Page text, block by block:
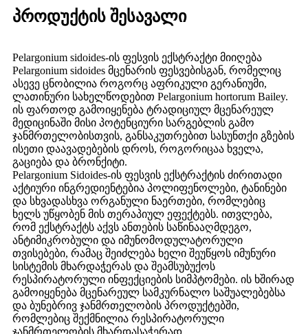
პროდუქტის შესავალი
Pelargonium sidoides-ის ფესვის ექსტრაქტი მიიღება
Pelargonium sidoides მცენარის ფესვებისგან, რომელიც
ასევე ცნობილია როგორც აფრიკული გერანიუმი,
ლათინური სახელწოდებით Pelargonium hortorum Bailey.
ის ფართოდ გამოიყენება ტრადიციულ მცენარეულ
მედიცინაში მისი პოტენციური სარგებლის გამო
ჯანმრთელობისთვის, განსაკუთრებით სასუნთქი გზების
ისეთი დაავადებების დროს, როგორიცაა ხველა,
გაციება და ბრონქიტი.
Pelargonium Sidoides-ის ფესვის ექსტრაქტის ძირითადი
აქტიური ინგრედიენტებია პოლიფენოლები, ტანინები
და სხვადასხვა ორგანული ნაერთები, რომლებიც
ხელს უწყობენ მის თერაპიულ ეფექტებს. ითვლება,
რომ ექსტრაქტს აქვს ანთების საწინააღმდეგო,
ანტიმიკრობული და იმუნომოდულატორული
თვისებები, რამაც შეიძლება ხელი შეუწყოს იმუნური
სისტემის მხარდაჭერას და შეამსუბუქოს
რესპირატორული ინფექციების სიმპტომები. ის ხშირად
გამოიყენება მცენარეულ სამკურნალო საშუალებებსა
და ბუნებრივ ჯანმრთელობის პროდუქტებში,
რომლებიც შექმნილია რესპირატორული